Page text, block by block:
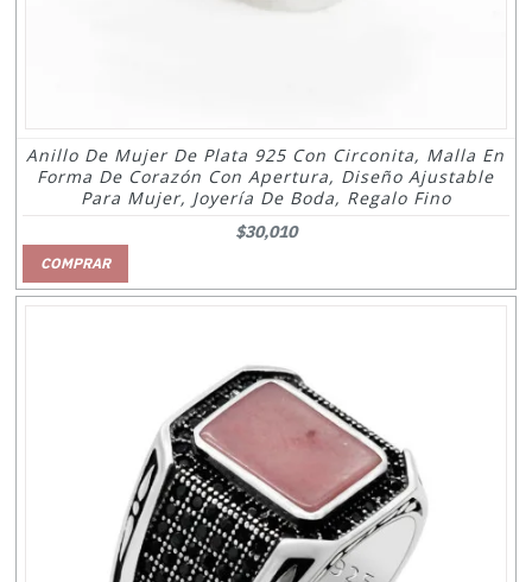
Anillo De Mujer De Plata 925 Con Circonita, Malla En
Forma De Corazón Con Apertura, Diseño Ajustable
Para Mujer, Joyería De Boda, Regalo Fino
$30,010
COMPRAR